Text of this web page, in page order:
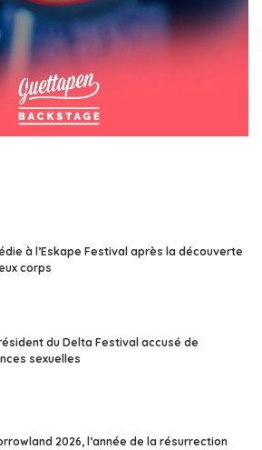
à l’Eskape Festival après la découverte
corps
du Delta Festival accusé de
sexuelles
2026, l’année de la résurrection